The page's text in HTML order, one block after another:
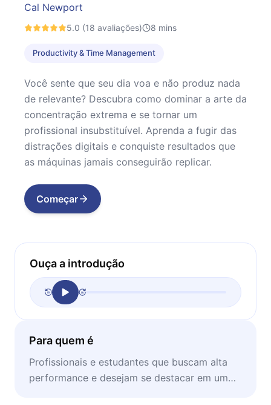
Cal Newport
5.0 (18 avaliações) 8 mins
Productivity & Time Management
Você sente que seu dia voa e não produz nada
de relevante? Descubra como dominar a arte da
concentração extrema e se tornar um
profissional insubstituível. Aprenda a fugir das
distrações digitais e conquiste resultados que
as máquinas jamais conseguirão replicar.
Começar
Ouça a introdução
Para quem é
Profissionais e estudantes que buscam alta
performance e desejam se destacar em um